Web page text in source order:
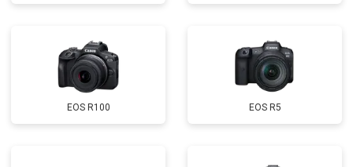
EOS R100 EOS R5